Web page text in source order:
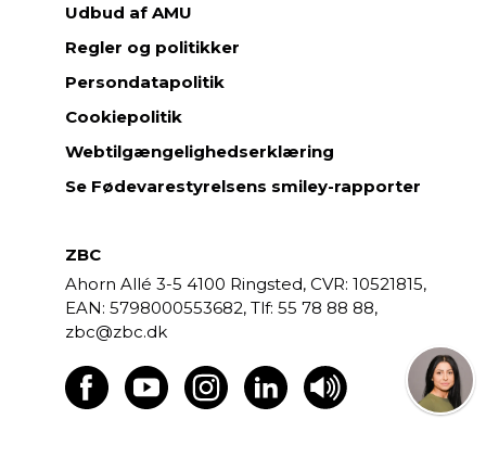
Udbud af AMU
Regler og politikker
Persondatapolitik
Cookiepolitik
Webtilgængelighedserklæring
Se Fødevarestyrelsens smiley-rapporter
ZBC
Ahorn Allé 3-5 4100 Ringsted, CVR: 10521815,
EAN: 5798000553682,
55 78 88 88,
zbc@zbc.dk